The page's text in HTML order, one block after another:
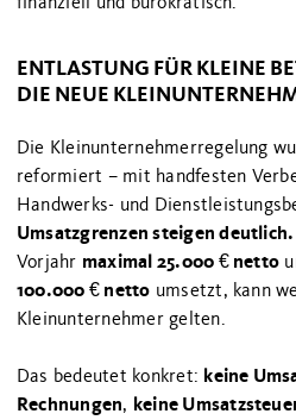
ENTLASTUNG FÜR KLEINE
DIE NEUE
Die Kleinunternehmerregelung
reformiert – mit handfesten
Handwerks- und
Umsatzgrenzen steigen deutlich.
Vorjahr maximal 25.000 € netto
100.000 € netto umsetzt, kann
Kleinunternehmer gelten.
Das bedeutet konkret: keine
Rechnungen, keine